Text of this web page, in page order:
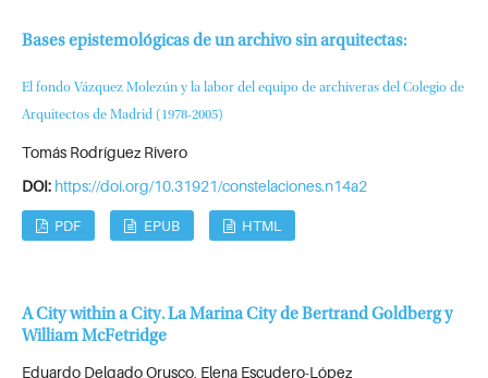
Bases epistemológicas de un archivo sin arquitectas:
El fondo Vázquez Molezún y la labor del equipo de archiveras del Colegio de
Arquitectos de Madrid (1978-2005)
Tomás Rodríguez Rivero
DOI: https://doi.org/10.31921/constelaciones.n14a2
PDF EPUB HTML
A City within a City. La Marina City de Bertrand Goldberg y
William McFetridge
Eduardo Delgado Orusco, Elena Escudero-López